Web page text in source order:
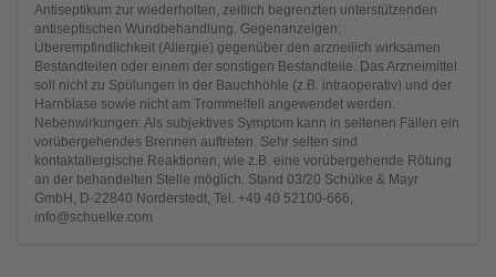
Antiseptikum zur wiederholten, zeitlich begrenzten unterstützenden
antiseptischen Wundbehandlung. Gegenanzeigen:
Überempfindlichkeit (Allergie) gegenüber den arzneilich wirksamen
Bestandteilen oder einem der sonstigen Bestandteile. Das Arzneimittel
soll nicht zu Spülungen in der Bauchhöhle (z.B. intraoperativ) und der
Harnblase sowie nicht am Trommelfell angewendet werden.
Nebenwirkungen: Als subjektives Symptom kann in seltenen Fällen ein
vorübergehendes Brennen auftreten. Sehr selten sind
kontaktallergische Reaktionen, wie z.B. eine vorübergehende Rötung
an der behandelten Stelle möglich. Stand 03/20 Schülke & Mayr
GmbH, D-22840 Norderstedt, Tel. +49 40 52100-666,
info@schuelke.com